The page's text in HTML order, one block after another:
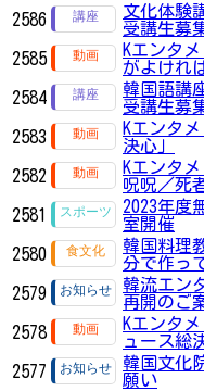
2586
文化体験
受講生募
2585
Kエンタ
がよけれ
2584
韓国語講
受講生募
2583
Kエンタ
決心」
2582
Kエンタ
呪呪／死
2581
2023年度
室開催
2580
韓国料理
分で作っ
2579
韓流エン
再開のご
2578
Kエンタ
ュース総
2577
韓国文化
願い